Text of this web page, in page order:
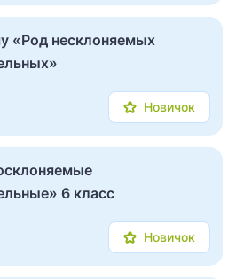
«Род несклоняемых
Новичок
6 класс
Новичок